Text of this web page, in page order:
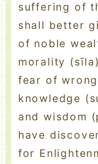
suffering of
shall better
of noble
morality
fear of
knowledge
and wisdom
have
for